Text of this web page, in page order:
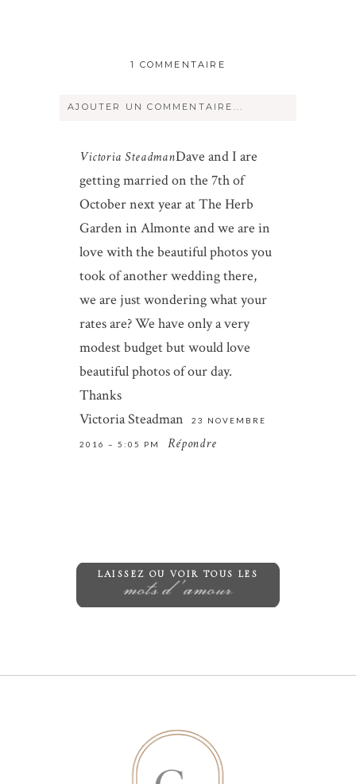
1 COMMENTAIRE
AJOUTER UN COMMENTAIRE...
Save my name, email, and website in
this browser for the next time I
comment.
Victoria SteadmanDave and I are
getting married on the 7th of
October next year at The Herb
Garden in Almonte and we are in
love with the beautiful photos you
took of another wedding there,
we are just wondering what your
rates are? We have only a very
modest budget but would love
beautiful photos of our day.
Thanks
Victoria Steadman
23 NOVEMBRE
2016 – 5:05 PM Répondre
mots d'amour
LAISSEZ OU VOIR TOUS LES